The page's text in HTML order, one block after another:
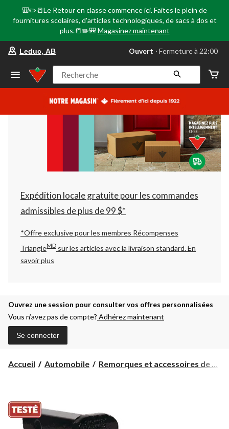
🎒✏️📒Le Retour en classe commence ici. Faites le plein de
fournitures scolaires, d'articles technologiques, de sacs à dos et
plus.📒✏️🎒 Magasinez maintenant
votre
préféré
Leduc,
AB,
courament
Fermeture
à
22:00
cliquer
pour
changer
Leduc, AB Ouvert ⋅ Fermeture à 22:00
Recherche
Expédition locale gratuite pour les commandes
admissibles de plus de 99 $*
*Offre exclusive pour les membres Récompenses
TriangleMD sur les articles avec la livraison standard.En
savoir plus
Ouvrez une session pour consulter vos offres personnalisées
Vous n’avez pas de compte? Adhérez maintenant
Se connecter
Accueil Automobile Remorques et accessoires de ...